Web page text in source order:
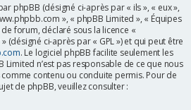
phpBB (désigné ci-après par « ils », « eux »,
», « phpBB Limited », « Équipes
forum, déclaré sous la licence «
» (désigné ci-après par « GPL ») et qui peut être
. Le logiciel phpBB facilite seulement les
Limited n’est pas responsable de ce que nous
contenu ou conduite permis. Pour de
de phpBB, veuillez consulter :